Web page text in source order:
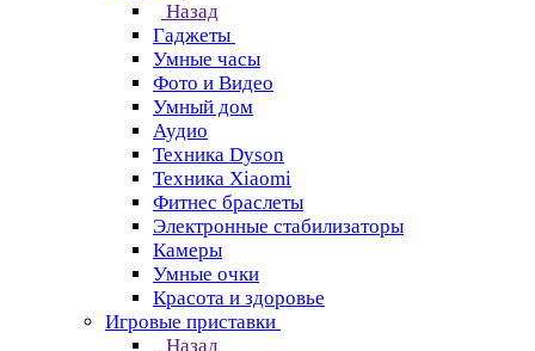
Назад
Гаджеты
Умные часы
Фото и Видео
Умный дом
Аудио
Техника Dyson
Техника Xiaomi
Фитнес браслеты
Электронные стабилизаторы
Камеры
Умные очки
Красота и здоровье
Игровые приставки
Назад